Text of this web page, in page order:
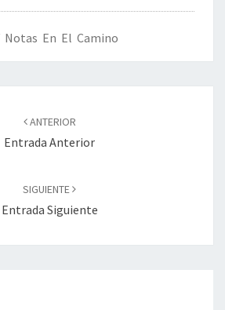
l
p
ar
tir
Notas En El Camino
ANTERIOR
Entrada Anterior
SIGUIENTE
Entrada Siguiente